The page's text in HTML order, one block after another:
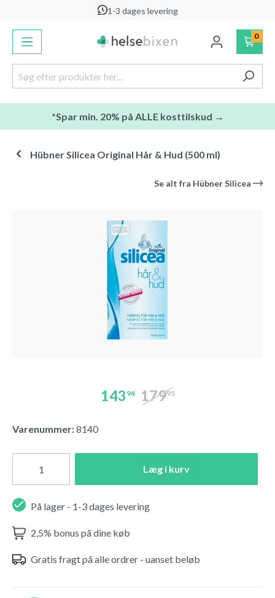
1-3 dages levering
0
*Spar min. 20% på ALLE kosttilskud →
Hübner Silicea Original Hår & Hud (500 ml)
Se alt fra Hübner Silicea
Spring over billedgalleri
143 94 17995
Varenummer:8140
Læg i kurv
På lager - 1-3 dages levering
2,5% bonus på dine køb
Gratis fragt på alle ordrer - uanset beløb